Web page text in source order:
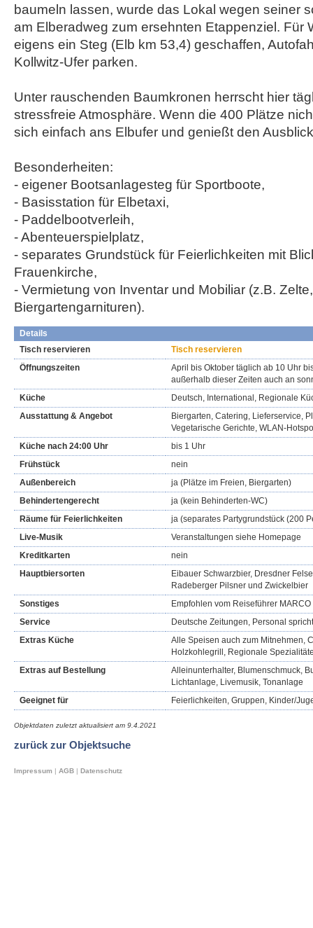
baumeln lassen, wurde das Lokal wegen seiner
am Elberadweg zum ersehnten Etappenziel. Für
eigens ein Steg (Elb km 53,4) geschaffen,
Kollwitz-Ufer parken.
Unter rauschenden Baumkronen herrscht hier
stressfreie Atmosphäre. Wenn die 400 Plätze
sich einfach ans Elbufer und genießt den
Besonderheiten:
- eigener Bootsanlagesteg für Sportboote,
- Basisstation für Elbetaxi,
- Paddelbootverleih,
- Abenteuerspielplatz,
- separates Grundstück für Feierlichkeiten mit
Frauenkirche,
- Vermietung von Inventar und Mobiliar (z.B.
Biergartengarnituren).
Details
Tisch reservieren
Tisch reservieren
Öffnungszeiten
April bis Oktober täglich ab 10 Uhr
außerhalb dieser Zeiten auch an
Küche
Deutsch, International, Regionale
Ausstattung & Angebot
Biergarten, Catering, Lieferservice,
Vegetarische Gerichte, WLAN-
Küche nach 24:00 Uhr
bis 1 Uhr
Frühstück
nein
Außenbereich
ja (Plätze im Freien, Biergarten)
Behindertengerecht
ja (kein Behinderten-WC)
Räume für Feierlichkeiten
ja (separates Partygrundstück (200
Live-Musik
Veranstaltungen siehe Homepage
Kreditkarten
nein
Hauptbiersorten
Eibauer Schwarzbier, Dresdner
Radeberger Pilsner und Zwickelbier
Sonstiges
Empfohlen vom Reiseführer MARCO
Service
Deutsche Zeitungen, Personal
Extras Küche
Alle Speisen auch zum Mitnehmen,
Holzkohlegrill, Regionale
Extras auf Bestellung
Alleinunterhalter, Blumenschmuck,
Lichtanlage, Livemusik, Tonanlage
Geeignet für
Feierlichkeiten, Gruppen, Kinder/
Objektdaten zuletzt aktualisiert am 9.4.2021
zurück zur Objektsuche
Impressum | AGB | Datenschutz